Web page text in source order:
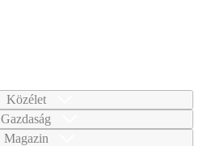
Közélet
Gazdaság
Magazin